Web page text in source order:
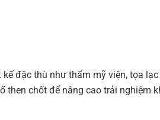
kế đặc thù như thẩm mỹ viện, tọa
then chốt để nâng cao trải nghiệm